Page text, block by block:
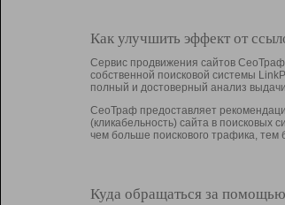
Как улучшить эффект от
Сервис продвижения сайтов
собственной поисковой системы
полный и достоверный анализ
СеоТраф предоставляет
(кликабельность) сайта в поисковых
чем больше поискового трафика,
Куда обращаться за